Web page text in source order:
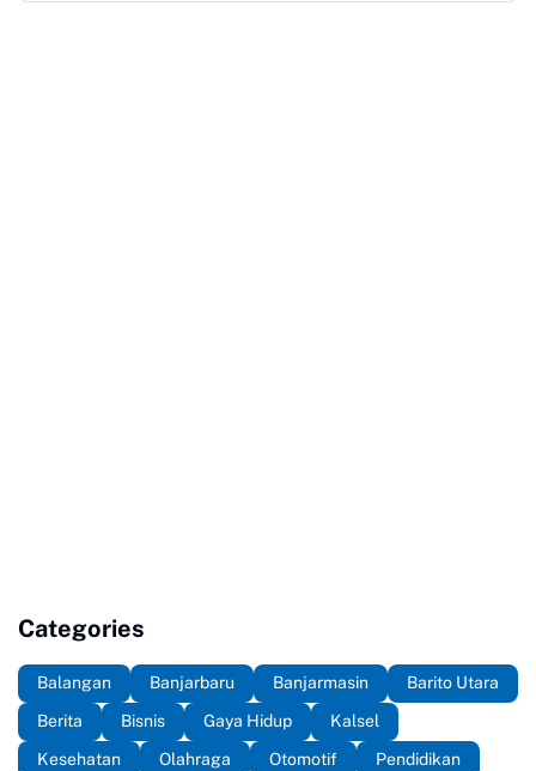
Categories
Balangan Banjarbaru Banjarmasin
Barito Utara
Berita
Bisnis Gaya Hidup
Kalsel
Kesehatan
Olahraga Otomotif
Pendidikan